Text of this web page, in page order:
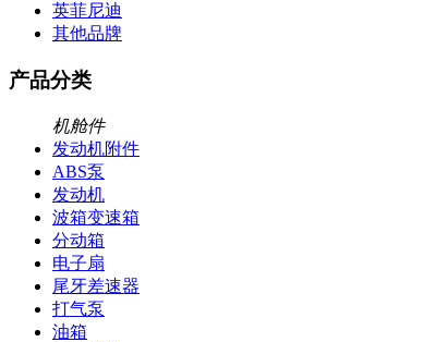
英菲尼迪
其他品牌
产品分类
机舱件
发动机附件
ABS泵
发动机
波箱变速箱
分动箱
电子扇
尾牙差速器
打气泵
油箱